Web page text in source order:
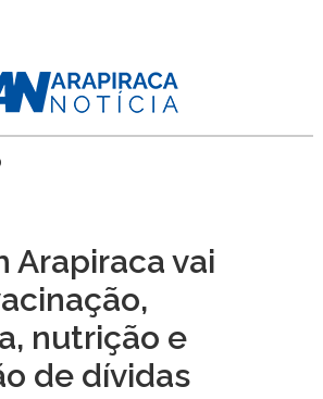
Arapiraca vai
nutrição e
de dívidas